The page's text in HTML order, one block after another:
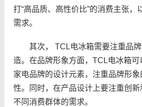
打“高品质、高性价比”的消费主张，
需求。
其次， TCL电冰箱需要注重品牌
造。在品牌形象方面，TCL电冰箱可
家电品牌的设计元素，注重品牌形
性。同时，在产品设计上要注重创
不同消费群体的需求。